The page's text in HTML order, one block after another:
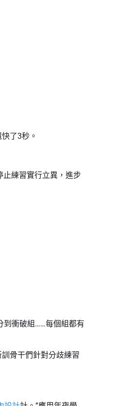
了3秒。
練習實行立異，進步
到衝破組……每個組都有
骨干們針對分歧練習